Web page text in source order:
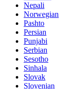
Nepali
Norwegian
Pashto
Persian
Punjabi
Serbian
Sesotho
Sinhala
Slovak
Slovenian